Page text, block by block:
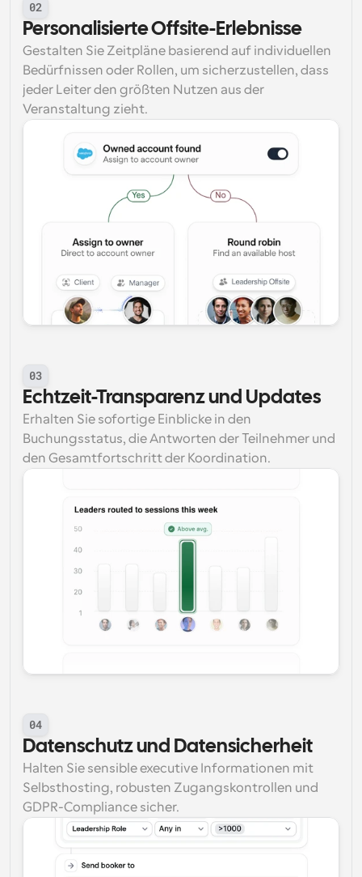
02
Personalisierte Offsite-Erlebnisse
Gestalten Sie Zeitpläne basierend auf individuellen
Bedürfnissen oder Rollen, um sicherzustellen, dass
jeder Leiter den größten Nutzen aus der
Veranstaltung zieht.
03
Echtzeit-Transparenz und Updates
Erhalten Sie sofortige Einblicke in den
Buchungsstatus, die Antworten der Teilnehmer und
den Gesamtfortschritt der Koordination.
04
Datenschutz und Datensicherheit
Halten Sie sensible executive Informationen mit
Selbsthosting, robusten Zugangskontrollen und
GDPR-Compliance sicher.